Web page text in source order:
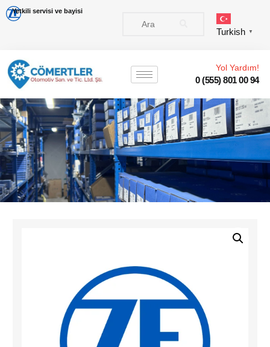
Yetkili servisi ve bayisi
Turkish ▼
Yol Yardım!
0 (555) 801 00 94